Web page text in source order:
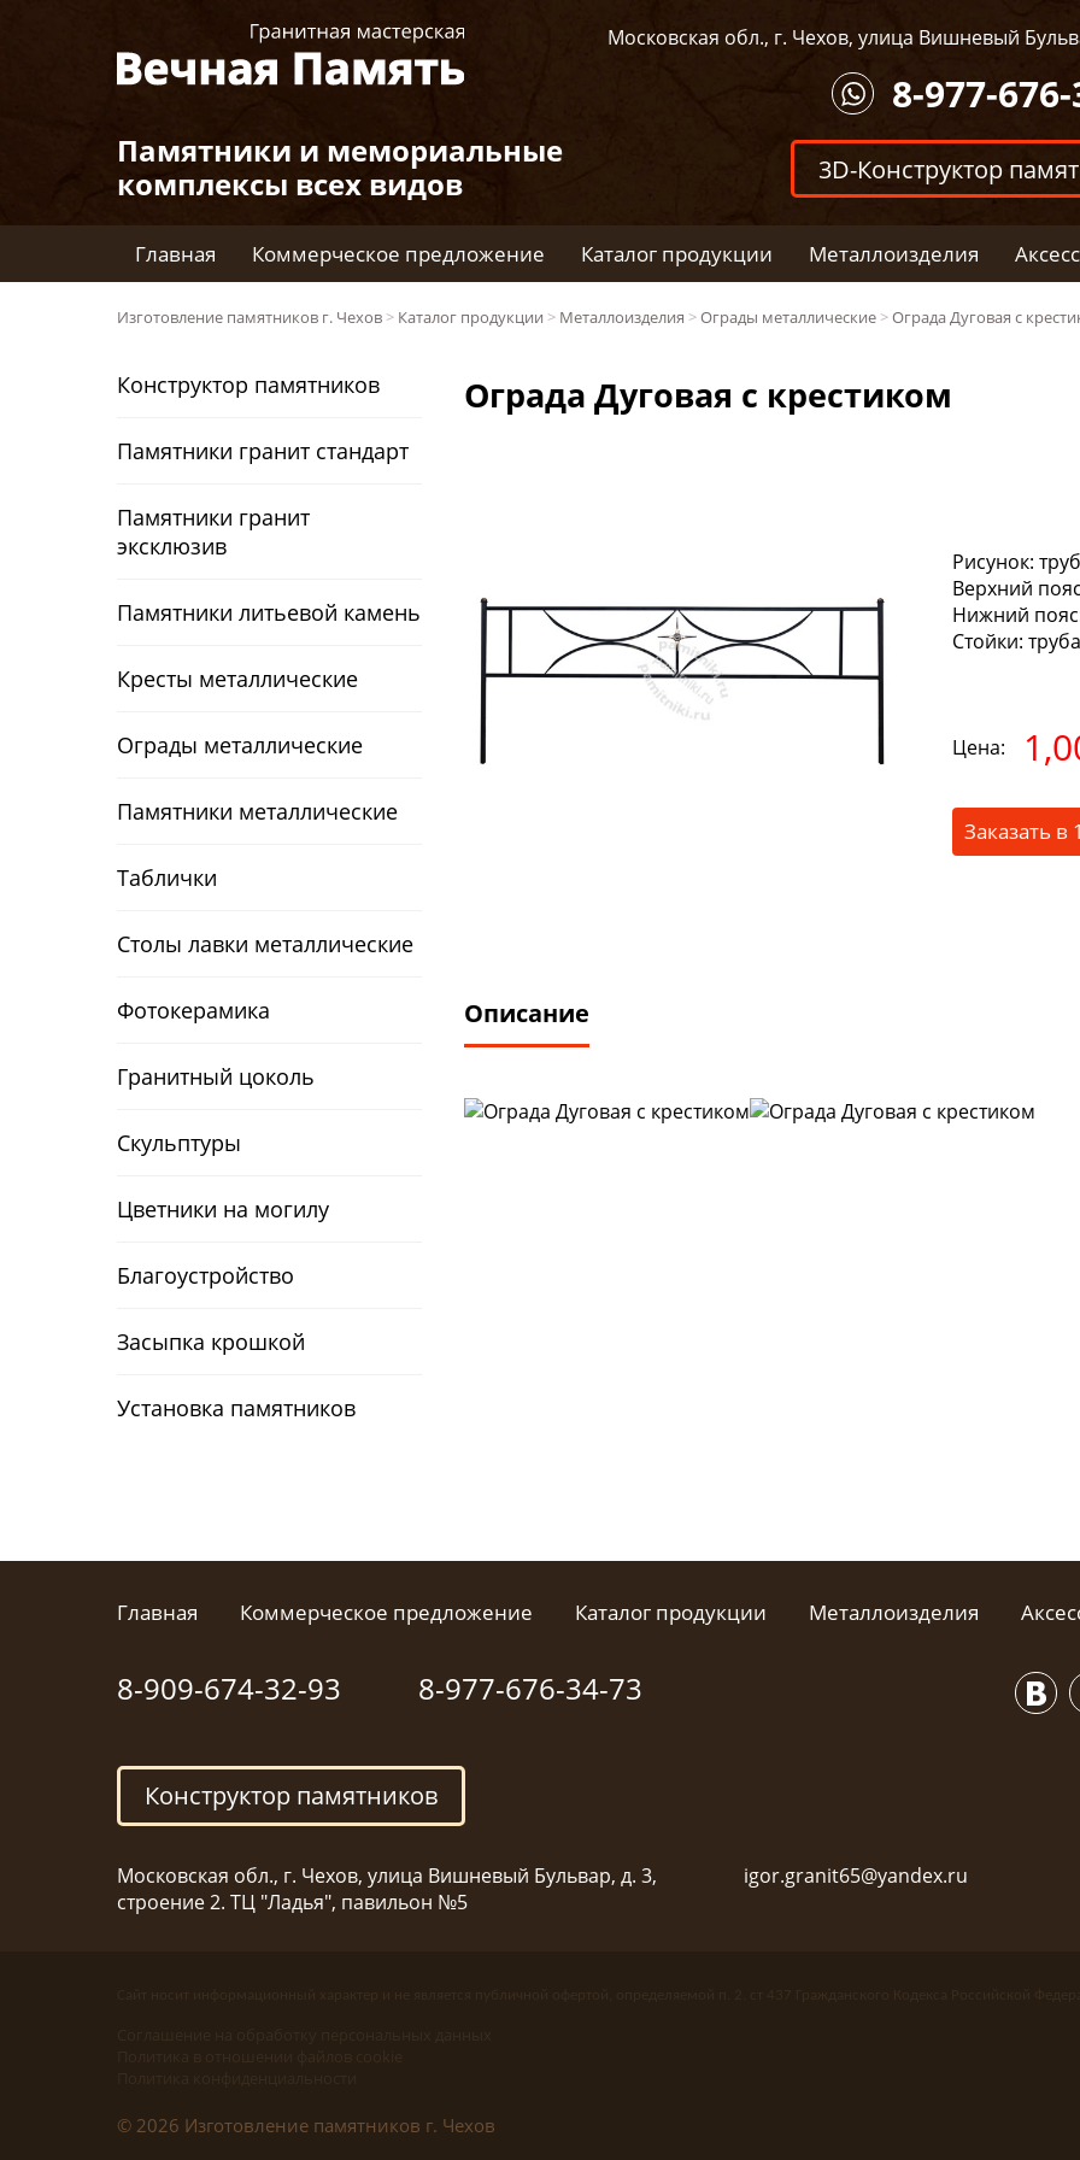
Московская обл., г. Чехов, улица Вишневый
8-977-
Памятники и мемориальные
комплексы всех видов
3D-Конструктор
Главная Коммерческое предложение Каталог продукции Металлоизделия
Изготовление памятников г. Чехов > Каталог продукции > Металлоизделия >Ограды металлические >Ограда Дуговая с
Ограда Дуговая с крестиком
Рисунок:
Верхний
Нижний
Стойки:
Цена:
Заказать в
Описание
Конструктор памятников
Памятники гранит стандарт
Памятники гранит
эксклюзив
Памятники литьевой камень
Кресты металлические
Ограды металлические
Памятники металлические
Таблички
Столы лавки металлические
Фотокерамика
Гранитный цоколь
Скульптуры
Цветники на могилу
Благоустройство
Засыпка крошкой
Установка памятников
Главная Коммерческое предложение Каталог продукции Металлоизделия
8-909-674-32-93 8-977-676-34-73
Конструктор памятников
Московская обл., г. Чехов, улица Вишневый Бульвар, д. 3,
строение 2. ТЦ "Ладья", павильон №5
igor.granit65@yandex.ru
© 2026 Изготовление памятников г. Чехов